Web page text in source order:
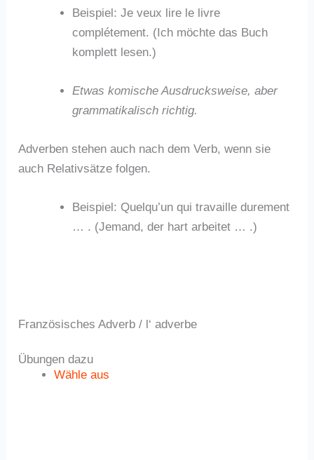
Beispiel: Je veux lire le livre
complétement. (Ich möchte das Buch
komplett lesen.)
Etwas komische Ausdrucksweise, aber
grammatikalisch richtig.
Adverben stehen auch nach dem Verb, wenn sie
auch Relativsätze folgen.
Beispiel: Quelqu’un qui travaille durement
… . (Jemand, der hart arbeitet … .)
Französisches Adverb / l‘ adverbe
Übungen dazu
Wähle aus